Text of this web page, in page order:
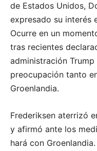
de Estados Unidos,
expresado su interés
Ocurre en un
tras recientes
administración
preocupación tanto
Groenlandia.
Frederiksen aterrizó
y afirmó ante los
hará con